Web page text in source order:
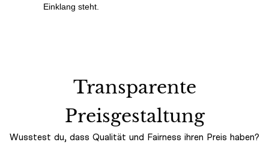
Einklang steht.
Transparente
Preisgestaltung
Wusstest du, dass Qualität und Fairness ihren Preis haben?